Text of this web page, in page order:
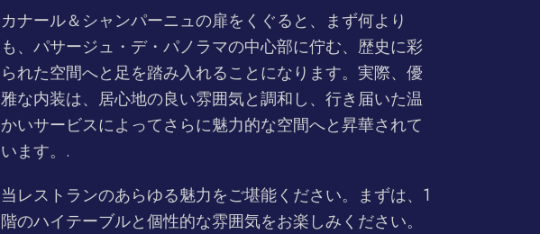
カナール＆シャンパーニュの扉をくぐると、まず何より
も、パサージュ・デ・パノラマの中心部に佇む、歴史に彩
られた空間へと足を踏み入れることになります。実際、優
雅な内装は、居心地の良い雰囲気と調和し、行き届いた温
かいサービスによってさらに魅力的な空間へと昇華されて
います。.
当レストランのあらゆる魅力をご堪能ください。まずは、1
階のハイテーブルと個性的な雰囲気をお楽しみください。